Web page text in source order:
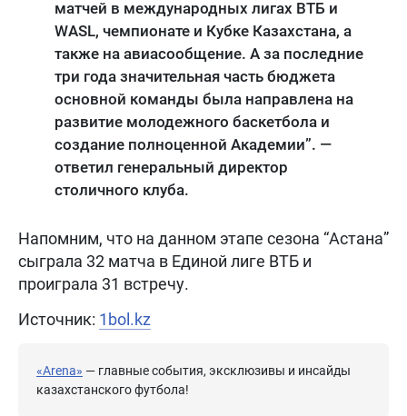
матчей в международных лигах ВТБ и
WASL, чемпионате и Кубке Казахстана, а
также на авиасообщение. А за последние
три года значительная часть бюджета
основной команды была направлена на
развитие молодежного баскетбола и
создание полноценной Академии”. —
ответил генеральный директор
столичного клуба.
Напомним, что на данном этапе сезона “Астана”
сыграла 32 матча в Единой лиге ВТБ и
проиграла 31 встречу.
Источник: 1bol.kz
«Arena» — главные события, эксклюзивы и инсайды
казахстанского футбола!